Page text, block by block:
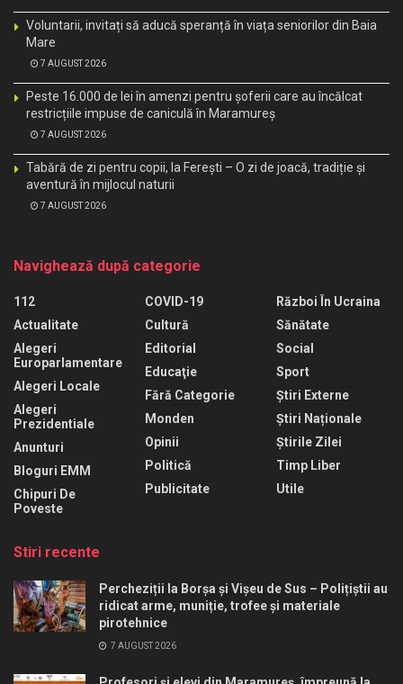
Voluntarii, invitați să aducă speranță în viața seniorilor din Baia
Mare
7 AUGUST 2026
Peste 16.000 de lei în amenzi pentru șoferii care au încălcat
restricțiile impuse de caniculă în Maramureș
7 AUGUST 2026
Tabără de zi pentru copii, la Ferești – O zi de joacă, tradiție și
aventură în mijlocul naturii
7 AUGUST 2026
Navighează după categorie
112
Actualitate
Alegeri
Europarlamentare
Alegeri Locale
Alegeri
Prezidentiale
Anunturi
Bloguri EMM
Chipuri De
Poveste
COVID-19
Cultură
Editorial
Educaţie
Fără Categorie
Monden
Opinii
Politică
Publicitate
Război În Ucraina
Sănătate
Social
Sport
Știri Externe
Știri Naționale
Știrile Zilei
Timp Liber
Utile
Stiri recente
Percheziții la Borșa și Vișeu de Sus – Polițiștii au
ridicat arme, muniție, trofee și materiale
pirotehnice
7 AUGUST 2026